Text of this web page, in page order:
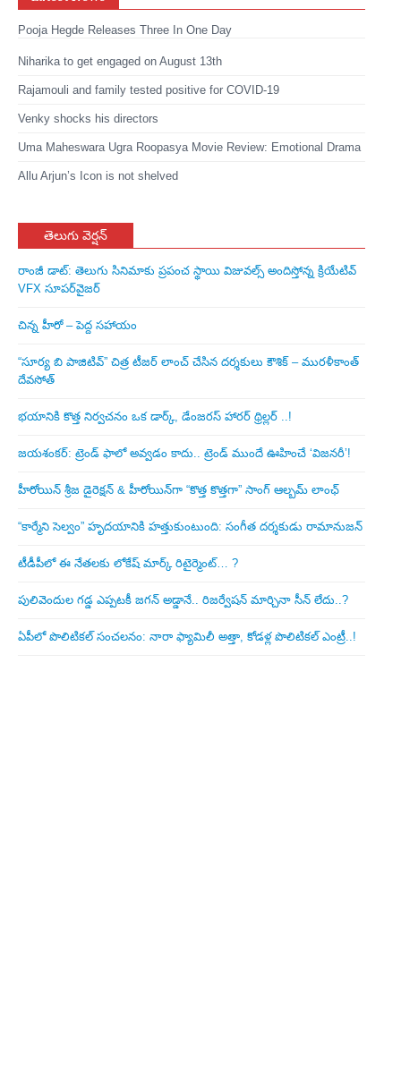
Pooja Hegde Releases Three In One Day
Niharika to get engaged on August 13th
Rajamouli and family tested positive for COVID-19
Venky shocks his directors
Uma Maheswara Ugra Roopasya Movie Review: Emotional Drama
Allu Arjun’s Icon is not shelved
తెలుగు వెర్షన్
రాంజీ డాట్: తెలుగు సినిమాకు ప్రపంచ స్థాయి విజువల్స్ అందిస్తోన్న క్రియేటివ్
VFX సూపర్‌వైజర్
చిన్న హీరో – పెద్ద సహాయం
“సూర్య బి పాజిటివ్” చిత్ర టీజర్ లాంచ్ చేసిన‌ దర్శకులు కౌశిక్ – మురళీకాంత్
దేవసోత్
భయానికి కొత్త నిర్వచనం ఒక డార్క్, డేంజరస్ హారర్ థ్రిల్లర్ ..!
జయశంకర్: ట్రెండ్‌ ఫాలో అవ్వడం కాదు.. ట్రెండ్‌ ముందే ఊహించే ‘విజనరీ’!
హీరోయిన్ శ్రీజ డైరెక్ష‌న్ & హీరోయిన్‌గా “కొత్త కొత్తగా” సాంగ్ ఆల్బమ్ లాంఛ్
“కార్మేని సెల్వం” హృదయానికి హత్తుకుంటుంది: సంగీత దర్శకుడు రామానుజన్
టీడీపీలో ఈ నేత‌ల‌కు లోకేష్ మార్క్ రిటైర్మెంట్‌… ?
పులివెందుల గ‌డ్డ ఎప్ప‌ట‌కీ జ‌గ‌న్ అడ్డానే.. రిజ‌ర్వేష‌న్ మార్చినా సీన్ లేదు..?
ఏపీలో పొలిటిక‌ల్ సంచ‌ల‌నం: నారా ఫ్యామిలీ అత్తా, కోడ‌ళ్ల పొలిటికల్ ఎంట్రీ..!